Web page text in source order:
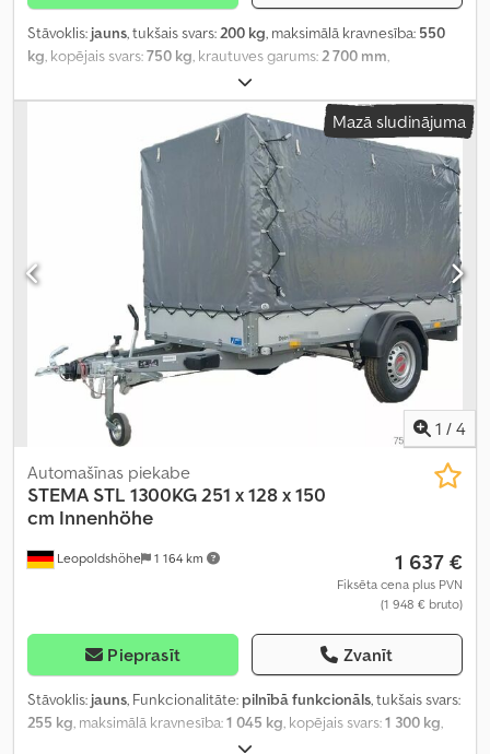
Stāvoklis: jauns, tukšais svars: 200 kg, maksimālā kravnesība: 550
kg , kopējais svars:750 kg , krautuves garums: 2 700 mm
1 300 mm
augstums:1 070 mm, iekraušanas telpas tilpums:3,9 m³, krāsa:cits,
1 650 mm , darba platums:1 790 mm,
Mazā sludinājuma
1 / 4
Leopoldshöhe 1 164 km
Automašīnas piekabe
STEMA STL 1300KG 251 x 128 x 150
cm Innenhöhe
1 637 €
Fiksēta cena plus PVN
(1 948 € bruto)
Pieprasīt Zvanīt
Stāvoklis: jauns, Funkcionalitāte: pilnībā funkcionāls, tukšais svars:
255 kg, maksimālā kravnesība:1 045 kg, kopējais svars:1 300 kg,
, krautuves garums: